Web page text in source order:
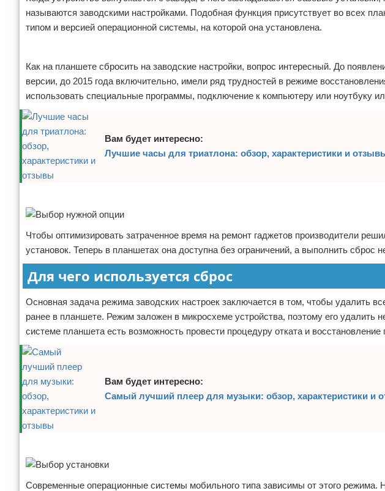
Программное обеспечение
Разное
Отказ от ответственности
называются заводскими настройками. Подобная функция присутствует во всех
типом и версией операционной системы, на которой она установлена.
Как на планшете сбросить на заводские настройки, вопрос интересный. До
версии, до 2015 года включительно, имели ряд трудностей в режиме
использовать специальные программы, подключение к компьютеру или ноутбуку
Вам будет интересно:
Лучшие часы для триатлона: обзор, характеристики и
Чтобы оптимизировать затраченное время на ремонт гаджетов производители
установок. Теперь в планшетах она доступна без ограничений, а выполнить сброс
Для чего используется сброс
Основная задача режима заводских настроек заключается в том, чтобы удалить
ранее в планшете. Режим заложен в микросхеме устройства, поэтому его удалить
системе планшета есть возможность провести процедуру отката и восстановление
Вам будет интересно:
Самый лучший плеер для музыки: обзор, характеристики и
Современные операционные системы мобильного типа зависимы от этого